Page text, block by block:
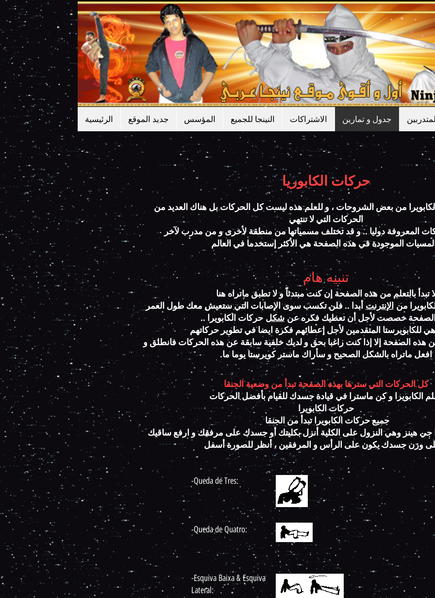
الرئيسية جديد الموقع المؤسس النينجا للجميع الاشتراكات جدول و تمارين
حركات الكابوريا
من بعض الشروحات ، و للعلم هذه ليست كل الحركات بل هناك العديد من
الحركات التي لا تنتهي
المعروفة دوليا .. و قد تختلف مسمياتها من منطقة لأخرى و من مدرب لآخر
الموجودة في هذه الصفحة هي الأكثر إستخدما في العالم
تنبيه هام
تبدأ بالتعلم من هذه الصفحة إن كنت مبتدئاً و لا تطبق ماتراه هنا
من الإنترنت أبدا .. فلن تكسب سوى الإصابات التي ستعيش معك طول العمر
خصصت لأجل أن تعطيك فكره عن شكل حركات الكابويرا ..
للكابويرستا المتقدمين لأجل إعطائهم فكرة ايضا في تطوير حركاتهم
من هذه الصفحة إلا إذا كنت راغبا بحق و لديك خلفية سابقة عن هذه الحركات فانطلق و
افعل ماتراه بالشكل الصحيح و سأراك ماستر كويرستا يوما ما.
كل الحركات التي سترهابهذهالصفحة تبدأ من وضعية الجنقا
الكابويرا و كن ماسترا في قيادة جسدك للقيام بأفضل الحركات
حركات الكابويرا
جميع حركات الكابويرا تبدأ من الجنقا
جي هينز وهي النزول على الكلية أنزل بكليتك أو جسدك على مرفقك و ارفع ساقيك
وزن جسدك يكون على الرأس و المرفقين ، أنظر للصورة أسفل
-Queda de Tres:
-Queda de Quatro:
-Esquiva Baixa &Esquiva
Lateral: